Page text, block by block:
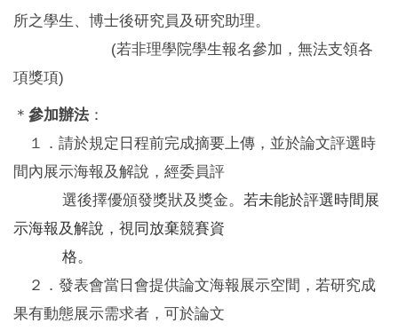
所之學生、博士後研究員及研究助理。
(若非理學院學生報名參加，無法支領各
項獎項)
＊ 參加辦法：
１．請於規定日程前完成摘要上傳，並於論文評選時
間內展示海報及解說，經委員評
選後擇優頒發獎狀及獎金。 若未能於評選時間展
示海報及解說，視同放棄競賽資
格。
２．發表會當日會提供論文海報展示空間，若研究成
果有動態展示需求者，可於論文